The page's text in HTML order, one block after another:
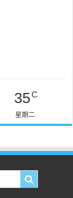
35 C
星期二